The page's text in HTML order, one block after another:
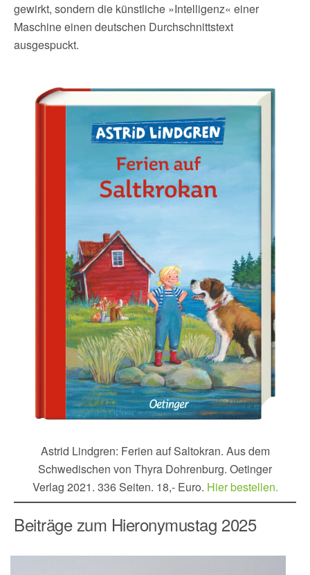
gewirkt, sondern die künstliche »Intelligenz« einer
Maschine einen deutschen Durchschnittstext
ausgespuckt.
Astrid Lindgren: Ferien auf Saltokran. Aus dem
Schwedischen von Thyra Dohrenburg. Oetinger
Verlag 2021. 336 Seiten. 18,- Euro. Hier bestellen.
Beiträge zum Hieronymustag 2025